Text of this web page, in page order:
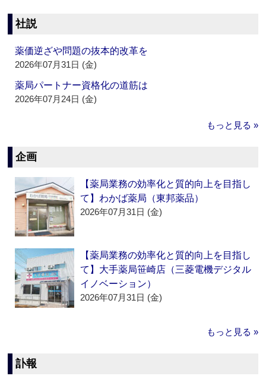
社説
薬価逆ざや問題の抜本的改革を
2026年07月31日 (金)
薬局パートナー資格化の道筋は
2026年07月24日 (金)
もっと見る »
企画
【薬局業務の効率化と質的向上を目指し
て】わかば薬局（東邦薬品）
2026年07月31日 (金)
【薬局業務の効率化と質的向上を目指し
て】大手薬局笹崎店（三菱電機デジタル
イノベーション）
2026年07月31日 (金)
もっと見る »
訃報